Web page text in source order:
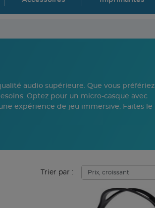
audio supérieure. Que vous préfériez
Optez pour un micro-casque avec
expérience de jeu immersive. Faites le
Trier par :